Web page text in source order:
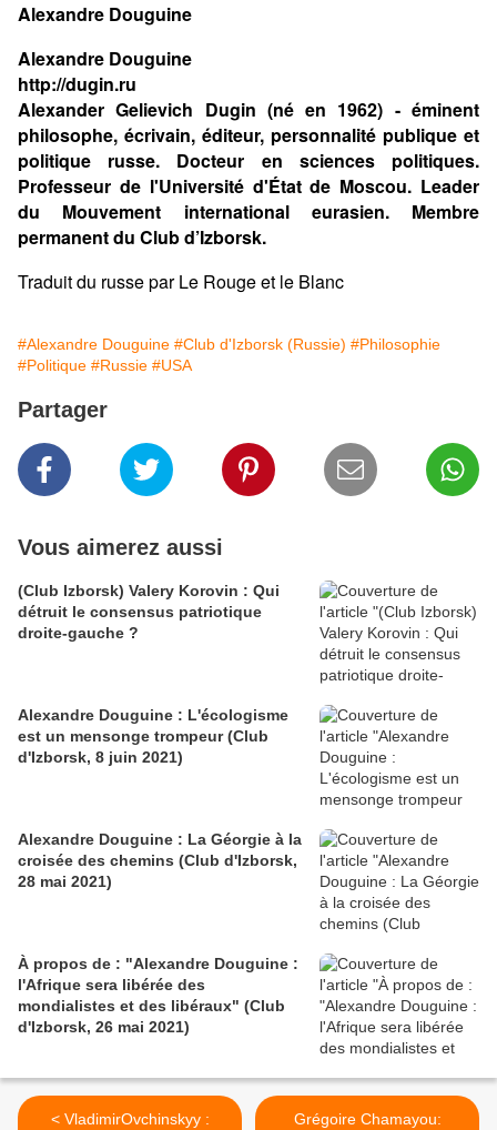
Alexandre Douguine
Alexandre Douguine
http://dugin.ru
Alexander Gelievich Dugin (né en 1962) - éminent
philosophe, écrivain, éditeur, personnalité publique et
politique russe. Docteur en sciences politiques.
Professeur de l'Université d'État de Moscou. Leader
du Mouvement international eurasien. Membre
permanent du Club d’Izborsk.
Traduit du russe par Le Rouge et le Blanc
#Alexandre Douguine #Club d'Izborsk (Russie) #Philosophie
#Politique #Russie #USA
Partager
Vous aimerez aussi
(Club Izborsk) Valery Korovin : Qui
détruit le consensus patriotique
droite-gauche ?
Alexandre Douguine : L'écologisme
est un mensonge trompeur (Club
d'Izborsk, 8 juin 2021)
Alexandre Douguine : La Géorgie à la
croisée des chemins (Club d'Izborsk,
28 mai 2021)
À propos de : "Alexandre Douguine :
l'Afrique sera libérée des
mondialistes et des libéraux" (Club
d'Izborsk, 26 mai 2021)
< VladimirOvchinskyy :
Grégoire Chamayou: